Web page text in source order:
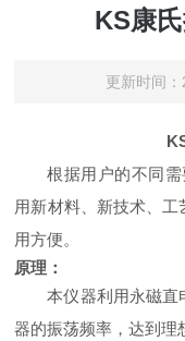
KS康
更新时间
根据用户的不同
用新材料、新技术、
用方便。
原理：
本仪器利用永磁直
器的振荡频率，达到理